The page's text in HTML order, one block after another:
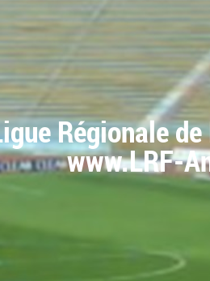
Régionale
www.LRF-